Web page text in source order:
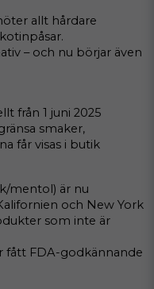
allt hårdare
– och nu börjar även
från 1 juni 2025
smaker,
får visas i butik
mentol) är nu
och New York
som inte är
fått FDA-godkännande